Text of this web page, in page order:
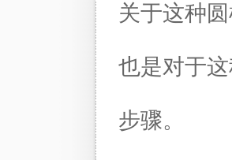
关于这种
也是对于
步骤。